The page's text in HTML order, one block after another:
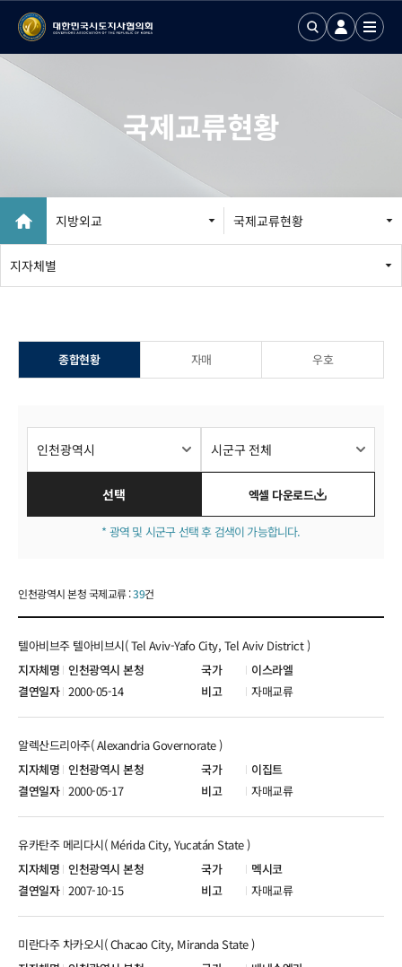
지방외교 추진
국제업무24
국제기구회의
국제교류현황
지방외교 국제교류현황
지자체별
종합현황 자매 우호
선택 엑셀 다운로드
* 광역 및 시군구 선택 후 검색이 가능합니다.
인천광역시 본청 국제교류 :39건
인천광역시 본청 이스라엘
텔아비브주 텔아비브시( Tel Aviv-Yafo City, Tel Aviv District )
2000-05-14 자매교류
인천광역시 본청 이집트
알렉산드리아주( Alexandria Governorate )
2000-05-17 자매교류
인천광역시 본청 멕시코
유카탄주 메리다시( Mérida City, Yucatán State )
2007-10-15 자매교류
미란다주 차카오시( Chacao City, Miranda State )